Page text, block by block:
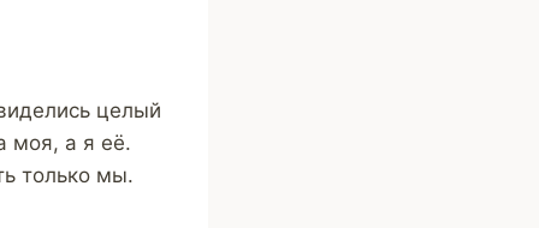
целый
моя, а я еë.
только мы.